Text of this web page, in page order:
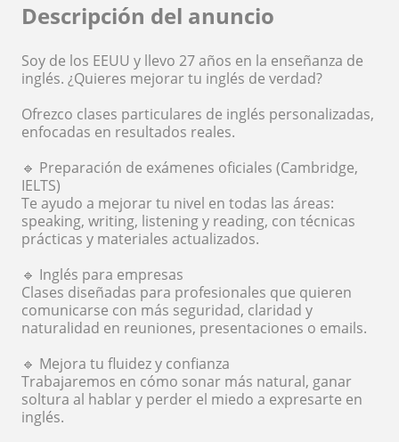
Descripción del anuncio
Soy de los EEUU y llevo 27 años en la enseñanza de
inglés. ¿Quieres mejorar tu inglés de verdad?
Ofrezco clases particulares de inglés personalizadas,
enfocadas en resultados reales.
🔹 Preparación de exámenes oficiales (Cambridge,
IELTS)
Te ayudo a mejorar tu nivel en todas las áreas:
speaking, writing, listening y reading, con técnicas
prácticas y materiales actualizados.
🔹 Inglés para empresas
Clases diseñadas para profesionales que quieren
comunicarse con más seguridad, claridad y
naturalidad en reuniones, presentaciones o emails.
🔹 Mejora tu fluidez y confianza
Trabajaremos en cómo sonar más natural, ganar
soltura al hablar y perder el miedo a expresarte en
inglés.